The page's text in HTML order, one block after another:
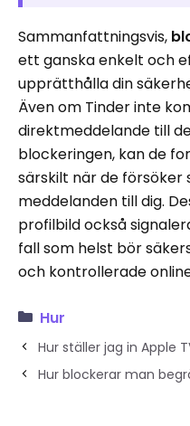
Sammanfattningsvis,
ett ganska enkelt och
upprätthålla din
Även om Tinder inte
direktmeddelande till
blockeringen, kan de
särskilt när de försöker
meddelanden till dig.
profilbild också
fall som helst bör
och kontrollerade
Hur
Hur ställer jag in Apple
Hur blockerar man